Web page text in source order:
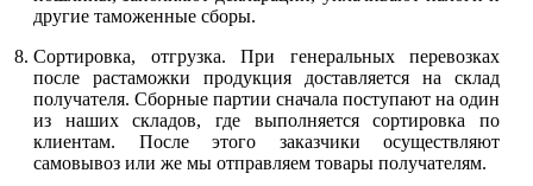
другие таможенные сборы.
Сортировка, отгрузка. При генеральных перевозках
после растаможки продукция доставляется на склад
получателя. Сборные партии сначала поступают на один
из наших складов, где выполняется сортировка по
клиентам. После этого заказчики осуществляют
самовывоз или же мы отправляем товары получателям.